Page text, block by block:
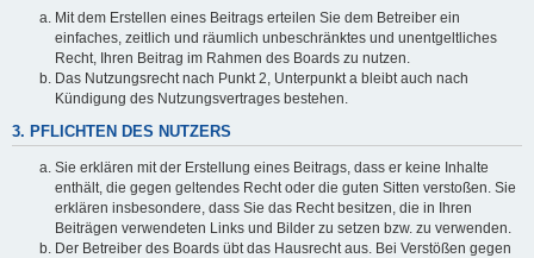
Mit dem Erstellen eines Beitrags erteilen Sie dem Betreiber ein
einfaches, zeitlich und räumlich unbeschränktes und unentgeltliches
Recht, Ihren Beitrag im Rahmen des Boards zu nutzen.
Das Nutzungsrecht nach Punkt 2, Unterpunkt a bleibt auch nach
Kündigung des Nutzungsvertrages bestehen.
3. PFLICHTEN DES NUTZERS
Sie erklären mit der Erstellung eines Beitrags, dass er keine Inhalte
enthält, die gegen geltendes Recht oder die guten Sitten verstoßen. Sie
erklären insbesondere, dass Sie das Recht besitzen, die in Ihren
Beiträgen verwendeten Links und Bilder zu setzen bzw. zu verwenden.
Der Betreiber des Boards übt das Hausrecht aus. Bei Verstößen gegen